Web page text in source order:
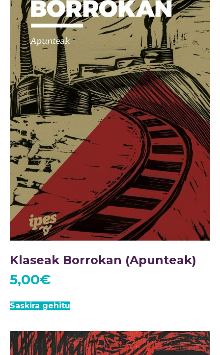
Klaseak Borrokan (Apunteak)
5,00€
Saskira gehitu